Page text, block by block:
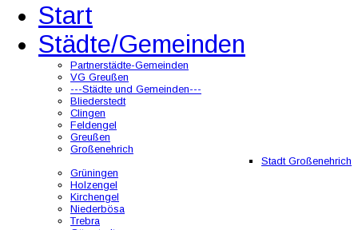
Start
Städte/Gemeinden
Partnerstädte-Gemeinden
VG Greußen
---Städte und Gemeinden---
Bliederstedt
Clingen
Feldengel
Greußen
Großenehrich
Stadt Großenehrich
Grüningen
Holzengel
Kirchengel
Niederbösa
Trebra